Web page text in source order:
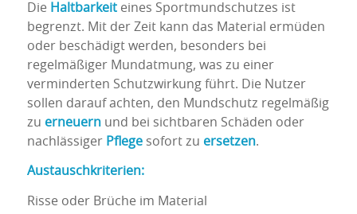
Die Haltbarkeiteines Sportmundschutzes ist
begrenzt. Mit der Zeit kann das Material ermüden
oder beschädigt werden, besonders bei
regelmäßiger Mundatmung, was zu einer
verminderten Schutzwirkung führt. Die Nutzer
sollen darauf achten, den Mundschutz regelmäßig
zu erneuernund bei sichtbaren Schäden oder
nachlässiger Pflegesofort zu ersetzen.
Austauschkriterien:
Risse oder Brüche im Material